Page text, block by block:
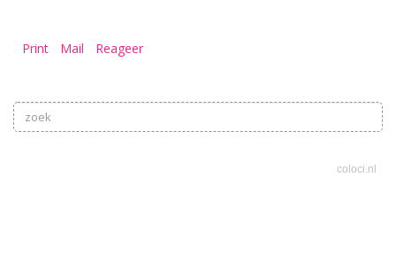
Print Mail Reageer
coloci.nl